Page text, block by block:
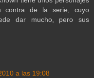
contra de la serie, cuyo
dar mucho, pero sus
a las 19:08